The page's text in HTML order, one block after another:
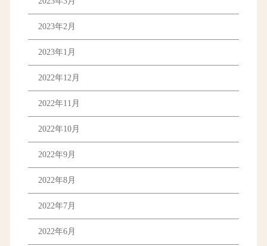
2023年2月
2023年1月
2022年12月
2022年11月
2022年10月
2022年9月
2022年8月
2022年7月
2022年6月